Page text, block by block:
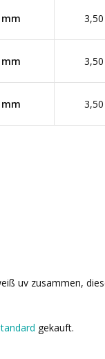
mm
mm
mm
uv zusammen,
gekauft.